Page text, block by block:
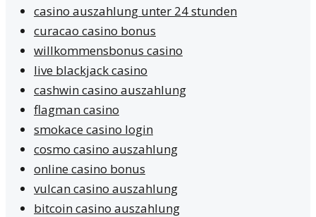
casino auszahlung unter 24 stunden
curacao casino bonus
willkommensbonus casino
live blackjack casino
cashwin casino auszahlung
flagman casino
smokace casino login
cosmo casino auszahlung
online casino bonus
vulcan casino auszahlung
bitcoin casino auszahlung